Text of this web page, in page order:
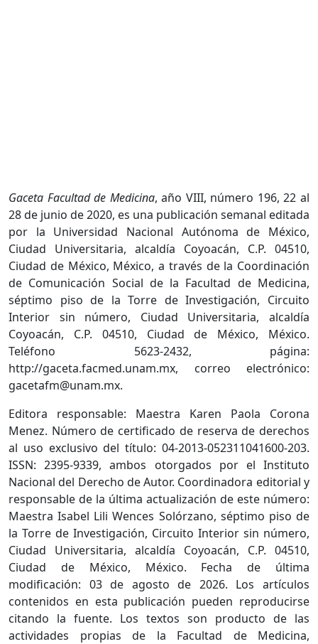
Gaceta Facultad de Medicina, año VIII, número 196, 22 al
28 de junio de 2020, es una publicación semanal editada
por la Universidad Nacional Autónoma de México,
Ciudad Universitaria, alcaldía Coyoacán, C.P. 04510,
Ciudad de México, México, a través de la Coordinación
de Comunicación Social de la Facultad de Medicina,
séptimo piso de la Torre de Investigación, Circuito
Interior sin número, Ciudad Universitaria, alcaldía
Coyoacán, C.P. 04510, Ciudad de México, México.
Teléfono 5623-2432, página:
http://gaceta.facmed.unam.mx, correo electrónico:
gacetafm@unam.mx.
Editora responsable: Maestra Karen Paola Corona
Menez. Número de certificado de reserva de derechos
al uso exclusivo del título: 04-2013-052311041600-203.
ISSN: 2395-9339, ambos otorgados por el Instituto
Nacional del Derecho de Autor. Coordinadora editorial y
responsable de la última actualización de este número:
Maestra Isabel Lili Wences Solórzano, séptimo piso de
la Torre de Investigación, Circuito Interior sin número,
Ciudad Universitaria, alcaldía Coyoacán, C.P. 04510,
Ciudad de México, México. Fecha de última
modificación: 03 de agosto de 2026. Los artículos
contenidos en esta publicación pueden reproducirse
citando la fuente. Los textos son producto de las
actividades propias de la Facultad de Medicina,